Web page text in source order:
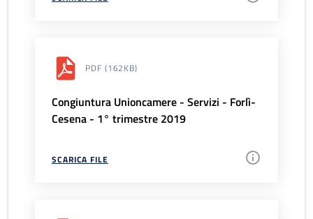
PDF (162KB)
Congiuntura Unioncamere - Servizi - Forlì-
Cesena - 1° trimestre 2019
SCARICA FILE